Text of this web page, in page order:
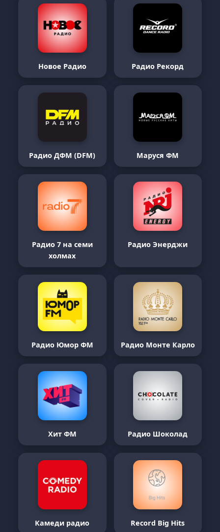
Новое Радио Радио Рекорд
Радио ДФМ (DFM) Маруся ФМ
Радио 7 на семи
холмах
Радио Энерджи
Радио Юмор ФМ Радио Монте Карло
Хит ФМ Радио Шоколад
Камеди радио Record Big Hits